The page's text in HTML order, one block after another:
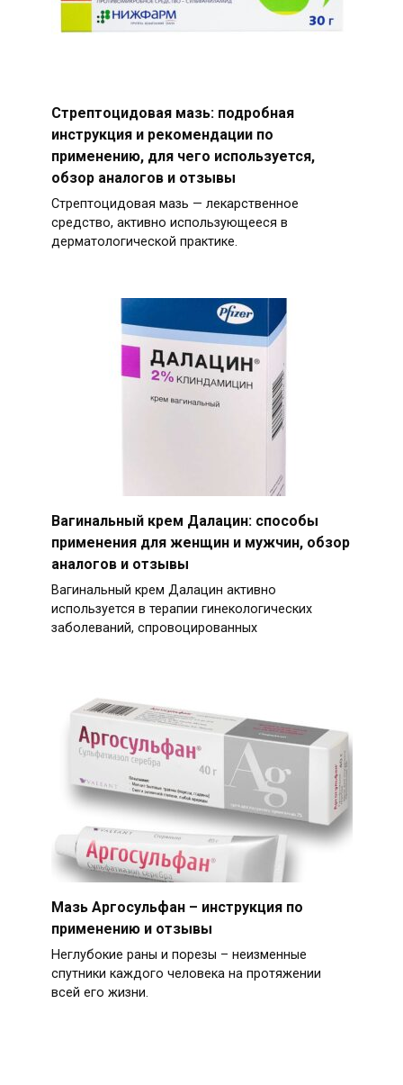
Стрептоцидовая мазь: подробная
инструкция и рекомендации по
применению, для чего используется,
обзор аналогов и отзывы
Стрептоцидовая мазь — лекарственное
средство, активно использующееся в
дерматологической практике.
Вагинальный крем Далацин: способы
применения для женщин и мужчин, обзор
аналогов и отзывы
Вагинальный крем Далацин активно
используется в терапии гинекологических
заболеваний, спровоцированных
Мазь Аргосульфан – инструкция по
применению и отзывы
Неглубокие раны и порезы – неизменные
спутники каждого человека на протяжении
всей его жизни.